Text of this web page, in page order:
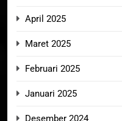
April 2025
Maret 2025
Februari 2025
Januari 2025
Desember 2024